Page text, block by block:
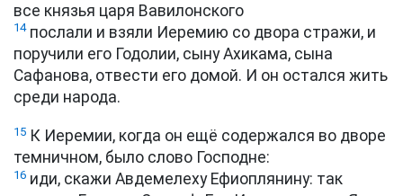
все князья царя Вавилонского
14послали и взяли Иеремию со двора стражи, и
поручили его Годолии, сыну Ахикама, сына
Сафанова, отвести его домой. И он остался жить
среди народа.
15 К Иеремии, когда он ещё содержался во дворе
темничном, было слово Господне:
16 иди, скажи Авдемелеху Ефиоплянину: так